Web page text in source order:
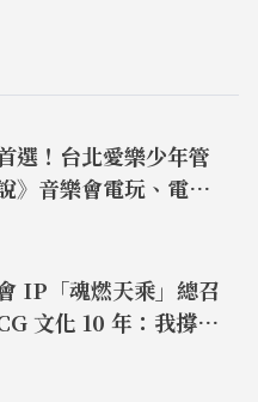
選！台北愛樂少年管
》音樂會電玩、電
IP「魂燃天乘」總召
文化 10 年：我撐過